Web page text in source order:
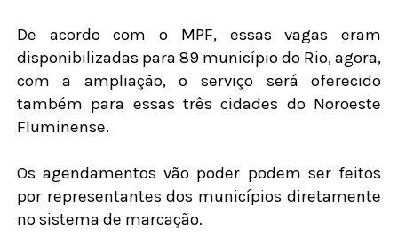
De acordo com o MPF, essas vagas eram
disponibilizadas para 89 município do Rio, agora,
com a ampliação, o serviço será oferecido
também para essas três cidades do Noroeste
Fluminense.
Os agendamentos vão poder podem ser feitos
por representantes dos municípios diretamente
no sistema de marcação.